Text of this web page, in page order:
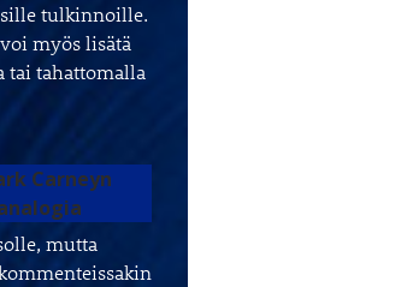
tulkinnoille.
myös lisätä
tai tahattomalla
Carneyn
mutta